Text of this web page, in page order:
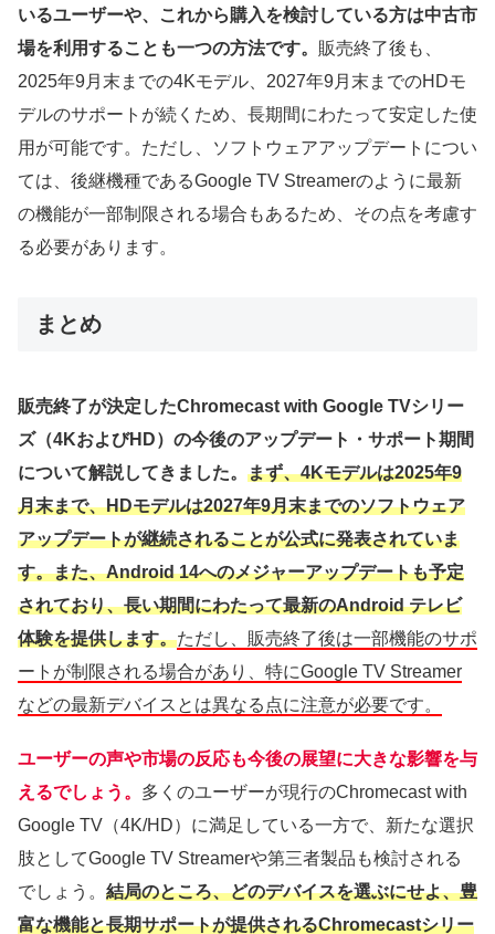
いるユーザーや、これから購入を検討している方は中古市
場を利用することも一つの方法です。 販売終了後も、
2025年9月末までの4Kモデル、2027年9月末までのHDモ
デルのサポートが続くため、長期間にわたって安定した使
用が可能です。ただし、ソフトウェアアップデートについ
ては、後継機種であるGoogle TV Streamerのように最新
の機能が一部制限される場合もあるため、その点を考慮す
る必要があります。
まとめ
販売終了が決定したChromecast with Google TVシリー
ズ（4KおよびHD）の今後のアップデート・サポート期間
について解説してきました。 まず、4Kモデルは2025年9
月末まで、HDモデルは2027年9月末までのソフトウェア
アップデートが継続されることが公式に発表されていま
す。また、Android 14へのメジャーアップデートも予定
されており、長い期間にわたって最新のAndroid テレビ
体験を提供します。ただし、販売終了後は一部機能のサポ
ートが制限される場合があり、特にGoogle TV Streamer
などの最新デバイスとは異なる点に注意が必要です。
ユーザーの声や市場の反応も今後の展望に大きな影響を与
えるでしょう。 多くのユーザーが現行のChromecast with
Google TV（4K/HD）に満足している一方で、新たな選択
肢としてGoogle TV Streamerや第三者製品も検討される
でしょう。 結局のところ、どのデバイスを選ぶにせよ、豊
富な機能と長期サポートが提供されるChromecastシリー